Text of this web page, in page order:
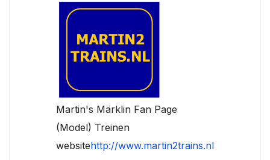
Martin's Märklin Fan Page
(Model) Treinen
websitehttp://www.martin2trains.nl